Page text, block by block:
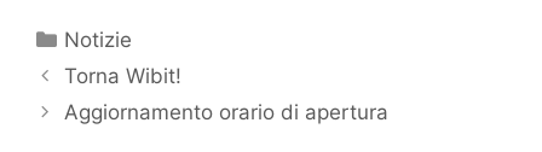
Categorie
Notizie
Torna Wibit!
Aggiornamento orario di apertura